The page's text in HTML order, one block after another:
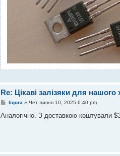
Re: Цікаві залізяки для нашого
П
в
liqura » Чет липня 10, 2025 6:40 pm
Аналогічно. З доставкою коштували